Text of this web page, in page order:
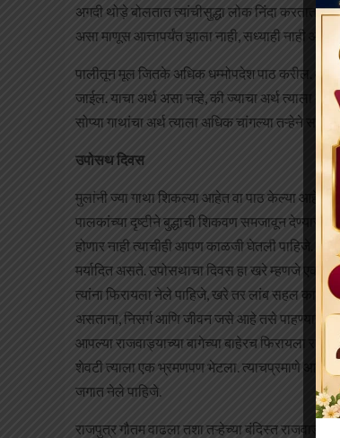
अगदी थोड़े बोलतात त्यांचीसुद्धा लोक निंदा करतात.
असा माणूस आत्तापर्यंत झाला नाही, सध्याही नाही
पालीतून मूल जितके अधिक धम्मोपदेश पाठ करील. आणि
जाईल. याचा अर्थ असा नव्हे, की ज्याचा अर्थ त्याला
सोप्या गाथांचा अर्थ त्याला अधिक चांगल्या तऱ्हेने
उपोसथ दिवस
मुलांनी ज्या गाथा शिकल्या आहेत वा पाठ केल्या आहेत,
पालकांच्या दृष्टीने बुद्धाची शिकवण समजावून देण्यास
होणार नाही त्याचीही आपण काळजी घेतली पाहिजे.
मर्यादित असते. उपोसथाचा दिवस हा खरे म्हणजे एक
त्यांना फिरायला नेले पाहिजे, खरे तर लांब सहल
असताना, निसर्ग आणि जीवन जसे आहे तसे पाहण्यास
आपल्या राजवाड्याच्या बागेच्या बाहेरच फिरायला
शेवटी त्याला एक भ्रमणपण भेटला. त्याचप्रमाणे आपण
जगात नेले पाहिजे.
राजपुत्र गौतम वाढला तशा तऱ्हेच्या बंदिस्त